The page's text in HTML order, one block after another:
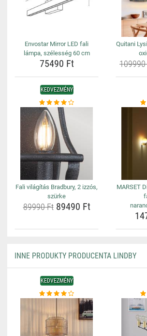
Envostar Mirror LED fali
lámpa, szélesség 60 cm
75490 Ft
Quitani
KEDVEZMÉNY
Fali világítás Bradbury, 2 izzós,
szürke
89990 Ft89490 Ft
MARSET
INNE PRODUKTY PRODUCENTA LINDBY
KEDVEZMÉNY